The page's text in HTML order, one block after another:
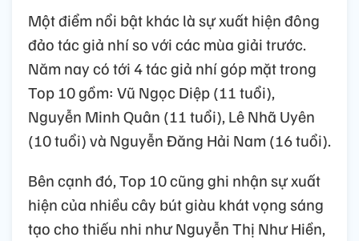
Một điểm nổi bật khác là sự xuất hiện đông
đảo tác giả nhí so với các mùa giải trước.
Năm nay có tới 4 tác giả nhí góp mặt trong
Top 10 gồm: Vũ Ngọc Diệp (11 tuổi),
Nguyễn Minh Quân (11 tuổi), Lê Nhã Uyên
(10 tuổi) và Nguyễn Đăng Hải Nam (16 tuổi).
Bên cạnh đó, Top 10 cũng ghi nhận sự xuất
hiện của nhiều cây bút giàu khát vọng sáng
tạo cho thiếu nhi như Nguyễn Thị Như Hiền,